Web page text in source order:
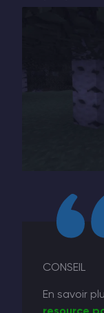
CONSEIL
En savoir